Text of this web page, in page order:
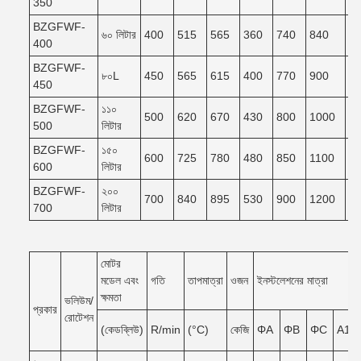
BZGFWF-
400
৬০ লিটার 400 515 565 360 740 840
BZGFWF-
450
৮০L 450 565 615 400 770 900
BZGFWF-
500
১১০
লিটার
500 620 670 430 800 1000
BZGFWF-
600
১৫০
লিটার
600 725 780 480 850 1100
BZGFWF-
700
২০০
লিটার
700 840 895 530 900 1200
প্রকার
ভলিউম/
রোটেশন
মোটর
মডেল এবং
ক্ষমতা
গতি তাপমাত্রা ওজন ইনস্টলেশনের মাত্রা
(কেডব্লিউ) R/min (°C) কেজি ΦA ΦB ΦC A1